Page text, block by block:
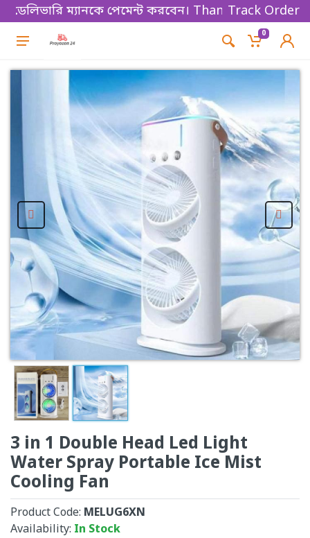
ম্যানকে পেমেন্ট করবেন। Thanks for shopping!
Track Order
0
3 in 1 Double Head Led Light
Water Spray Portable Ice Mist
Cooling Fan
Product Code: MELUG6XN
Availability: In Stock